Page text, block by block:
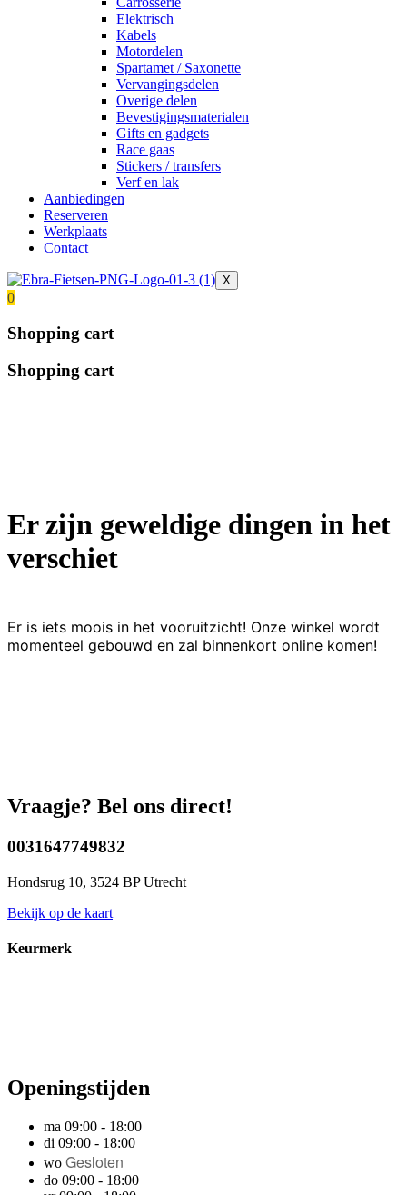
Elektrisch
Kabels
Motordelen
Spartamet / Saxonette
Vervangingsdelen
Overige delen
Bevestigingsmaterialen
Gifts en gadgets
Race gaas
Stickers / transfers
Verf en lak
Aanbiedingen
Reserveren
Werkplaats
Contact
X
0
Shopping cart
Shopping cart
Er zijn geweldige dingen in het
verschiet
Er is iets moois in het vooruitzicht! Onze winkel wordt
momenteel gebouwd en zal binnenkort online komen!
Vraagje? Bel ons direct!
0031647749832
Hondsrug 10, 3524 BP Utrecht
Bekijk op de kaart
Keurmerk
Openingstijden
ma 09:00 - 18:00
di 09:00 - 18:00
wo Gesloten
do 09:00 - 18:00